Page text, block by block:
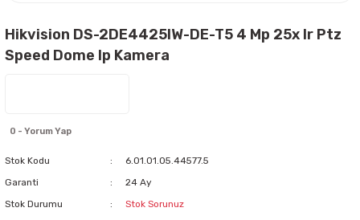
Hikvision DS-2DE4425IW-DE-T5 4 Mp 25x Ir Ptz
Speed Dome Ip Kamera
0 - Yorum Yap
Stok Kodu
6.01.01.05.44577.5
Garanti
24 Ay
Stok Durumu
Stok Sorunuz